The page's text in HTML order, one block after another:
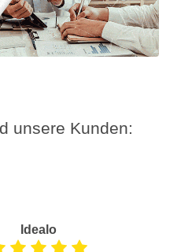
unsere Kunden:
Idealo